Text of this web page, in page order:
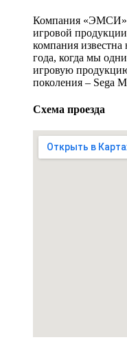
Компания «ЭМСИ»
игровой
компания
года, когда мы
игровую
поколения – Sega
Схема проезда